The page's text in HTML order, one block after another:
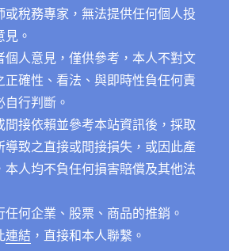
或稅務專家，無法提供任何個人投
。
個人意見，僅供參考，本人不對文
正確性、看法、與即時性負任何責
行判斷。
間接依賴並參考本站資訊後，採取
導致之直接或間接損失，或因此產
本人均不負任何損害賠償及其他法
何企業、股票、商品的推銷。
連結 ，直接和本人聯繫。